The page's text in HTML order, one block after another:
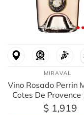
MIRAVAL
Vino Rosado Perrin
Cotes De
Ml
$ 1,919